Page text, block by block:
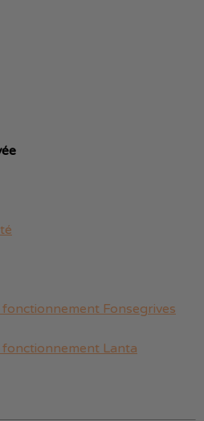
Fonsegrives
Lanta